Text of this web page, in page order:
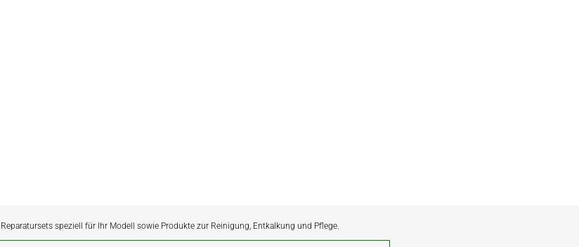
speziell für Ihr Modell sowie Produkte zur Reinigung, Entkalkung und Pflege.